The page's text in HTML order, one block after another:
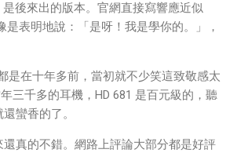
是後來出的版本。官網直接寫響應近似
是表明地說：「是呀！我是學你的。」，
是在十年多前，當初就不少笑這致敬感太
三千多的耳機，HD 681 是百元級的，聽
蠻香的了。
真的不錯。網路上評論大部分都是好評